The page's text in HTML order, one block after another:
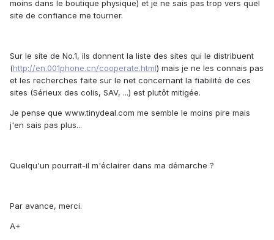
moins dans le boutique physique) et je ne sais pas trop vers quel
site de confiance me tourner.
Sur le site de No.1, ils donnent la liste des sites qui le distribuent
(http://en.001phone.cn/cooperate.html) mais je ne les connais pas
et les recherches faite sur le net concernant la fiabilité de ces
sites (Sérieux des colis, SAV, ...) est plutôt mitigée.
Je pense que www.tinydeal.com me semble le moins pire mais
j'en sais pas plus...
Quelqu'un pourrait-il m'éclairer dans ma démarche ?
Par avance, merci.
A+